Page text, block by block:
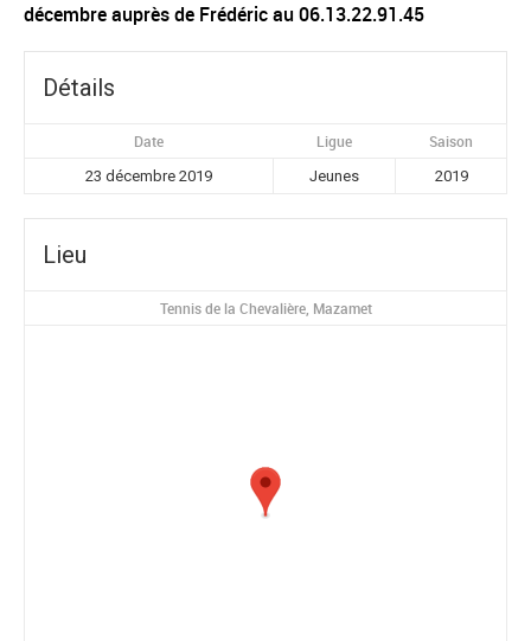
décembre auprès de Frédéric au 06.13.22.91.45
Détails
Date Ligue Saison
23 décembre 2019 Jeunes 2019
Lieu
Tennis de la Chevalière, Mazamet